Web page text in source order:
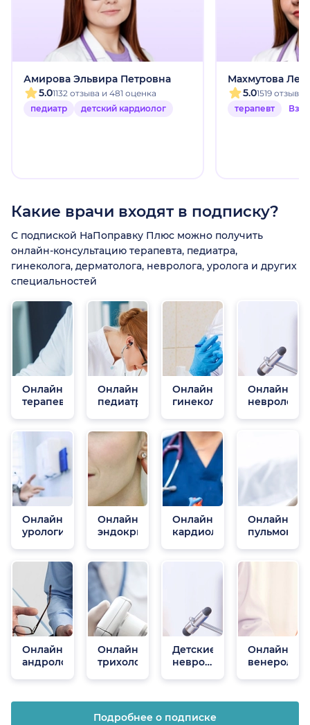
Амирова Эльвира Петровна
5.01132 отзыва и 481 оценка
педиатр
детский кардиолог
Махмутова
5.01519
терапевт
Какие врачи входят в подписку?
С подпиской НаПоправку Плюс можно получить
онлайн-консультацию терапевта, педиатра,
гинеколога, дерматолога, невролога, уролога и других
специальностей
Онлайн
терапевты
Онлайн
педиатры
Онлайн
гинекологи
Онлайн
неврологи
Онлайн
урологи
Онлайн
эндокринологи
Онлайн
кардиологи
Онлайн
Онлайн
андрологи
Онлайн
трихологи
Детские
неврологи
Онлайн
венерологи
Подробнее о подписке